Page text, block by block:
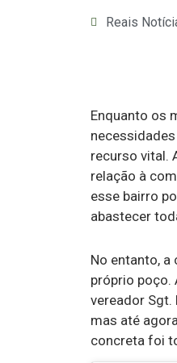
Reais
Enquanto os
recurso vital.
relação à
esse bairro
abastecer
No entanto, a
próprio poço.
vereador Sgt.
mas até
concreta foi